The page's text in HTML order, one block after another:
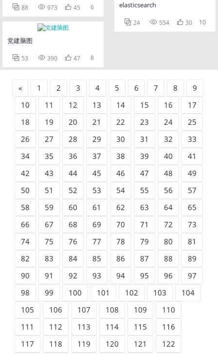
 88  973  45 6
党建脑图
 53  390  47 8
elasticsearch
 24  554  30 10
« 1 2 3 4 5 6 7 8
9
10
11 12 13 14 15 16
17
18
19 20 21 22 23 24
25
26
27 28 29 30 31 32
33
34
35 36 37 38 39 40
41
42
43 44 45 46 47 48
49
50
51 52 53 54 55 56
57
58
59 60 61 62 63 64
65
66
67 68 69 70 71 72
73
74
75 76 77 78 79 80
81
82
83 84 85 86 87 88
89
90
91 92 93 94 95 96
97
98
99 100 101 102 103
104
105
106 107 108 109
110
111
112 113 114 115
116
117
118 119 120 121
122